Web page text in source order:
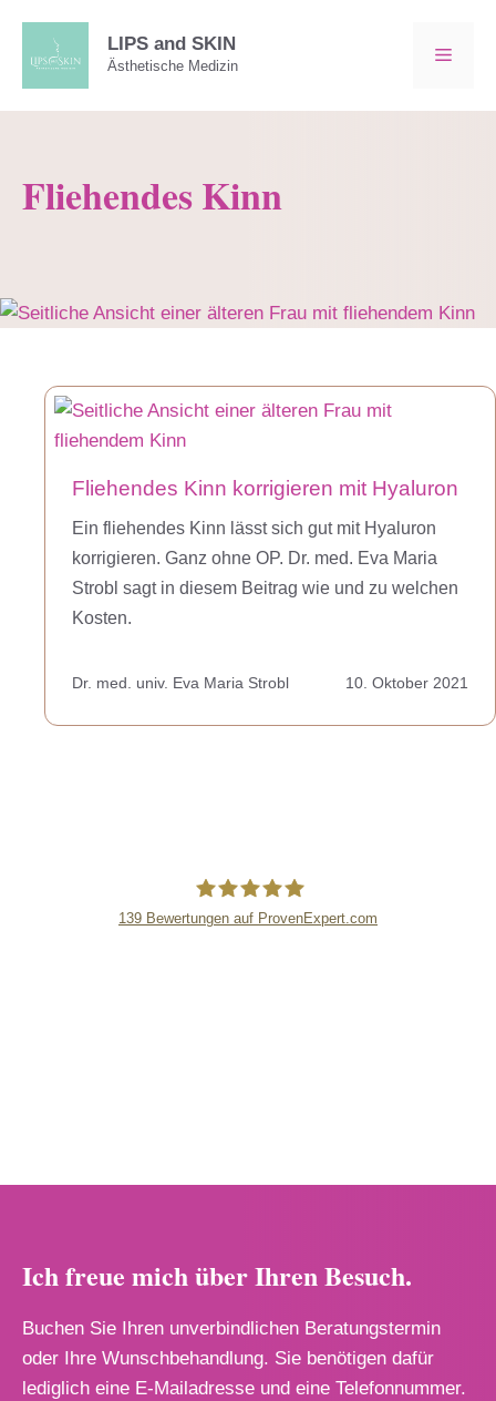
springen
LIPS and SKIN
Ästhetische Medizin
Fliehendes Kinn
Fliehendes Kinn korrigieren mit Hyaluron
Ein fliehendes Kinn lässt sich gut mit Hyaluron
korrigieren. Ganz ohne OP. Dr. med. Eva Maria
Strobl sagt in diesem Beitrag wie und zu welchen
Kosten.
Dr. med. univ. Eva Maria Strobl 10. Oktober 2021
139 Bewertungen auf ProvenExpert.com
Ich freue mich über Ihren Besuch.
Buchen Sie Ihren unverbindlichen Beratungstermin
oder Ihre Wunschbehandlung. Sie benötigen dafür
lediglich eine E-Mailadresse und eine Telefonnummer.